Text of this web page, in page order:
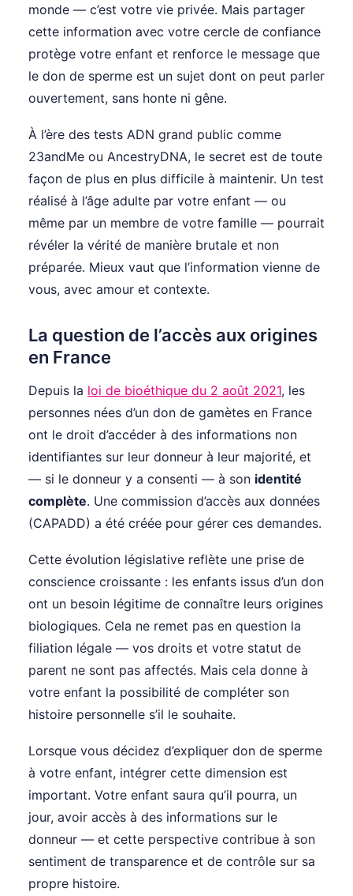
monde — c’est votre vie privée. Mais partager
cette information avec votre cercle de confiance
protège votre enfant et renforce le message que
le don de sperme est un sujet dont on peut parler
ouvertement, sans honte ni gêne.
À l’ère des tests ADN grand public comme
23andMe ou AncestryDNA, le secret est de toute
façon de plus en plus difficile à maintenir. Un test
réalisé à l’âge adulte par votre enfant — ou
même par un membre de votre famille — pourrait
révéler la vérité de manière brutale et non
préparée. Mieux vaut que l’information vienne de
vous, avec amour et contexte.
La question de l’accès aux origines
en France
Depuis la loi de bioéthique du 2 août 2021, les
personnes nées d’un don de gamètes en France
ont le droit d’accéder à des informations non
identifiantes sur leur donneur à leur majorité, et
— si le donneur y a consenti — à son identité
complète. Une commission d’accès aux données
(CAPADD) a été créée pour gérer ces demandes.
Cette évolution législative reflète une prise de
conscience croissante : les enfants issus d’un don
ont un besoin légitime de connaître leurs origines
biologiques. Cela ne remet pas en question la
filiation légale — vos droits et votre statut de
parent ne sont pas affectés. Mais cela donne à
votre enfant la possibilité de compléter son
histoire personnelle s’il le souhaite.
Lorsque vous décidez d’expliquer don de sperme
à votre enfant, intégrer cette dimension est
important. Votre enfant saura qu’il pourra, un
jour, avoir accès à des informations sur le
donneur — et cette perspective contribue à son
sentiment de transparence et de contrôle sur sa
propre histoire.